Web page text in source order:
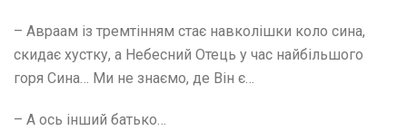
– Авраам із тремтінням стає навколішки коло сина,
скидає хустку, а Небесний Отець у час найбільшого
горя Сина… Ми не знаємо, де Він є…
– А ось інший батько…